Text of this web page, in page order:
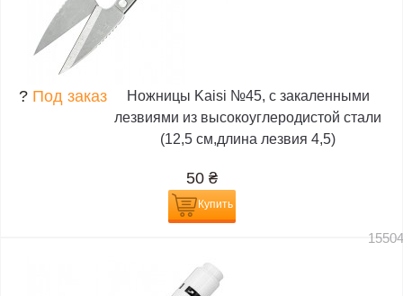
? Под заказ
Ножницы Kaisi №45, с закаленными
лезвиями из высокоуглеродистой стали
(12,5 см,длина лезвия 4,5)
50 ₴
Купить